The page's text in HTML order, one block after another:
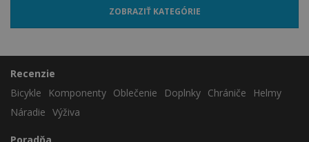
ZOBRAZIŤ KATEGÓRIE
Recenzie
Bicykle
Komponenty Oblečenie Doplnky Chrániče
Helmy
Náradie Výživa